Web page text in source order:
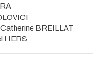
Catherine BREILLAT
HERS